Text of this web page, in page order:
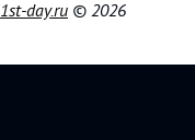
1st-day.ru © 2026